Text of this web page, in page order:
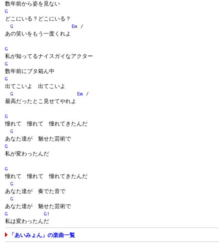
数年前から姿を見ない
G
どこにいる？どこにいる？
G
Em /
あの笑いをもう一度くれよ
G
私が知ってるナイスガイなアクター
G
数年前にブタ箱ん中
G
出てこいよ 出てこいよ
G
Em /
最高だったとこ見せてやれよ
G
憧れて 憧れて 憧れてきたんだ
G
あなた達が 魅せた芸術で
G
私が変わったんだ
G
憧れて 憧れて 憧れてきたんだ
G
あなた達が 奏でた音で
G
あなた達が 魅せた芸術で
G
G !
私は変わったんだ
「あいみょん」の楽曲一覧